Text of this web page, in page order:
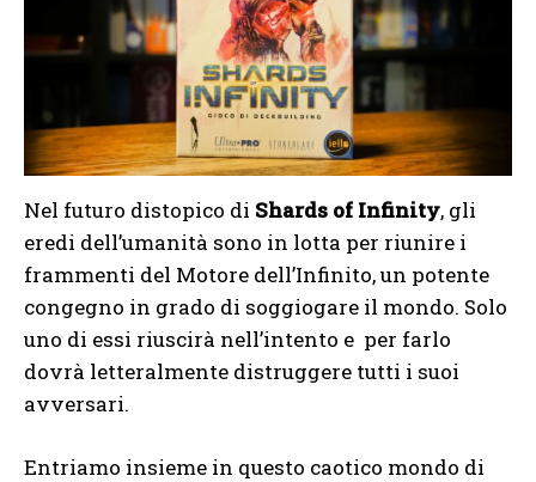
Nel futuro distopico di Shards of Infinity, gli
eredi dell’umanità sono in lotta per riunire i
frammenti del Motore dell’Infinito, un potente
congegno in grado di soggiogare il mondo. Solo
uno di essi riuscirà nell’intento e per farlo
dovrà letteralmente distruggere tutti i suoi
avversari.
Entriamo insieme in questo caotico mondo di